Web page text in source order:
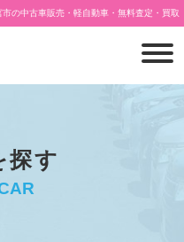
の中古車販売・軽自動車・無料査定・買取
探す